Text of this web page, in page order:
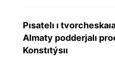
Pısatelı ı
Almaty podderjalı
Konstıtýsıı